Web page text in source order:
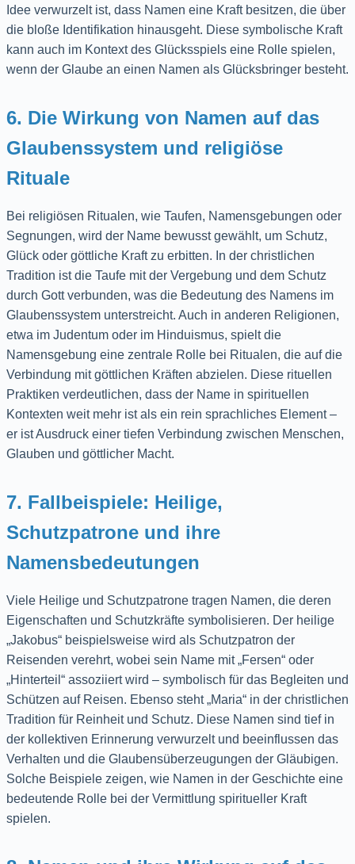
Idee verwurzelt ist, dass Namen eine Kraft besitzen, die über
die bloße Identifikation hinausgeht. Diese symbolische Kraft
kann auch im Kontext des Glücksspiels eine Rolle spielen,
wenn der Glaube an einen Namen als Glücksbringer besteht.
6. Die Wirkung von Namen auf das
Glaubenssystem und religiöse
Rituale
Bei religiösen Ritualen, wie Taufen, Namensgebungen oder
Segnungen, wird der Name bewusst gewählt, um Schutz,
Glück oder göttliche Kraft zu erbitten. In der christlichen
Tradition ist die Taufe mit der Vergebung und dem Schutz
durch Gott verbunden, was die Bedeutung des Namens im
Glaubenssystem unterstreicht. Auch in anderen Religionen,
etwa im Judentum oder im Hinduismus, spielt die
Namensgebung eine zentrale Rolle bei Ritualen, die auf die
Verbindung mit göttlichen Kräften abzielen. Diese rituellen
Praktiken verdeutlichen, dass der Name in spirituellen
Kontexten weit mehr ist als ein rein sprachliches Element –
er ist Ausdruck einer tiefen Verbindung zwischen Menschen,
Glauben und göttlicher Macht.
7. Fallbeispiele: Heilige,
Schutzpatrone und ihre
Namensbedeutungen
Viele Heilige und Schutzpatrone tragen Namen, die deren
Eigenschaften und Schutzkräfte symbolisieren. Der heilige
„Jakobus“ beispielsweise wird als Schutzpatron der
Reisenden verehrt, wobei sein Name mit „Fersen“ oder
„Hinterteil“ assoziiert wird – symbolisch für das Begleiten und
Schützen auf Reisen. Ebenso steht „Maria“ in der christlichen
Tradition für Reinheit und Schutz. Diese Namen sind tief in
der kollektiven Erinnerung verwurzelt und beeinflussen das
Verhalten und die Glaubensüberzeugungen der Gläubigen.
Solche Beispiele zeigen, wie Namen in der Geschichte eine
bedeutende Rolle bei der Vermittlung spiritueller Kraft
spielen.